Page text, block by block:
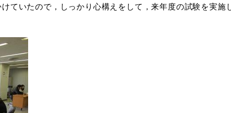
ていたので，しっかり心構えをして，来年度の試験を実施